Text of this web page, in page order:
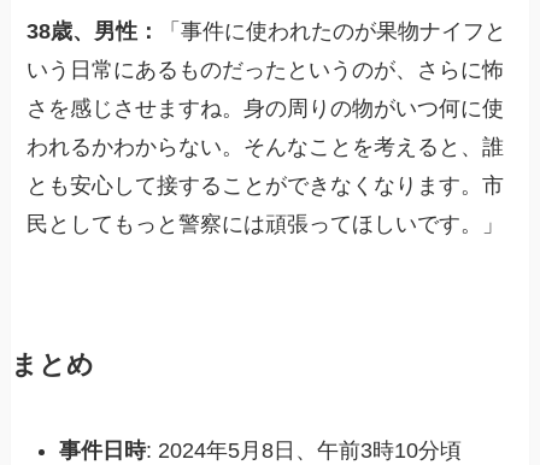
38歳、男性：
「事件に使われたのが果物ナイフと
いう日常にあるものだったというのが、さらに怖
さを感じさせますね。身の周りの物がいつ何に使
われるかわからない。そんなことを考えると、誰
とも安心して接することができなくなります。市
民としてもっと警察には頑張ってほしいです。」
まとめ
事件日時: 2024年5月8日、午前3時10分頃